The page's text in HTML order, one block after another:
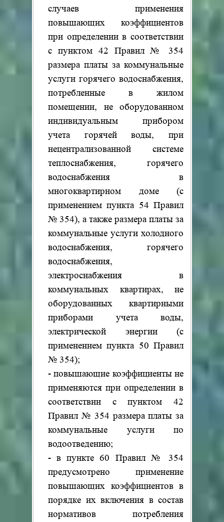
случаев применения
повышающих коэффициентов
при определении в соответствии
с пунктом 42 Правил № 354
размера платы за коммунальные
услуги горячего водоснабжения,
потребленные в жилом
помещении, не оборудованном
индивидуальным прибором
учета горячей воды, при
нецентрализованной системе
теплоснабжения, горячего
водоснабжения в
многоквартирном доме (с
применением пункта 54 Правил
№ 354), а также размера платы за
коммунальные услуги холодного
водоснабжения, горячего
водоснабжения,
электроснабжения в
коммунальных квартирах, не
оборудованных квартирными
приборами учета воды,
электрической энергии (с
применением пункта 50 Правил
№ 354);
- повышающие коэффициенты не
применяются при определении в
соответствии с пунктом 42
Правил № 354 размера платы за
коммунальные услуги по
водоотведению;
- в пункте 60 Правил № 354
предусмотрено применение
повышающих коэффициентов в
порядке их включения в состав
нормативов потребления